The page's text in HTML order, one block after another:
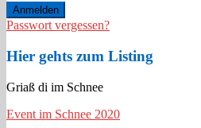
Passwort vergessen?
Hier gehts zum Listing
Griaß di im Schnee
Event im Schnee 2020